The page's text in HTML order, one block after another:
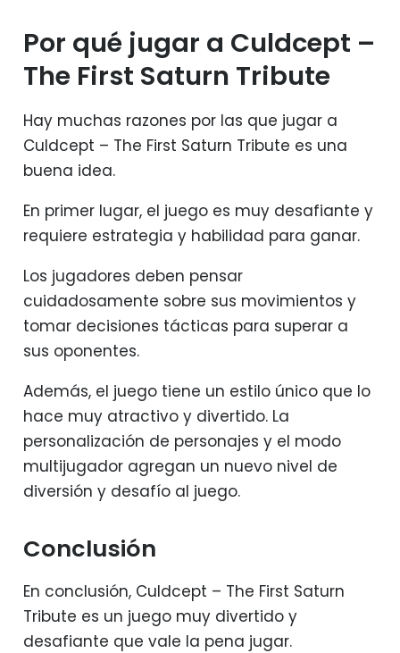
Por qué jugar a Culdcept –
The First Saturn Tribute
Hay muchas razones por las que jugar a
Culdcept – The First Saturn Tribute es una
buena idea.
En primer lugar, el juego es muy desafiante y
requiere estrategia y habilidad para ganar.
Los jugadores deben pensar
cuidadosamente sobre sus movimientos y
tomar decisiones tácticas para superar a
sus oponentes.
Además, el juego tiene un estilo único que lo
hace muy atractivo y divertido. La
personalización de personajes y el modo
multijugador agregan un nuevo nivel de
diversión y desafío al juego.
Conclusión
En conclusión, Culdcept – The First Saturn
Tribute es un juego muy divertido y
desafiante que vale la pena jugar.